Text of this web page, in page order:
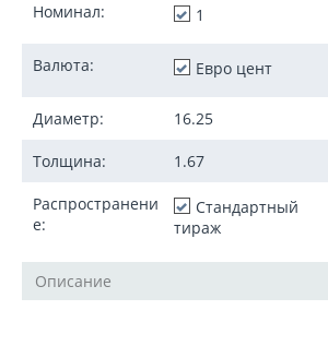
Номинал: 1
Валюта: Евро цент
Диаметр: 16.25
Толщина: 1.67
Распространени
е:
Стандартный
тираж
Описание